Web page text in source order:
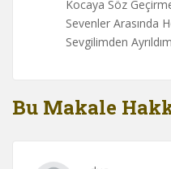
Kocaya Söz
Sevenler Arasında
Sevgilimden
Bu Makale